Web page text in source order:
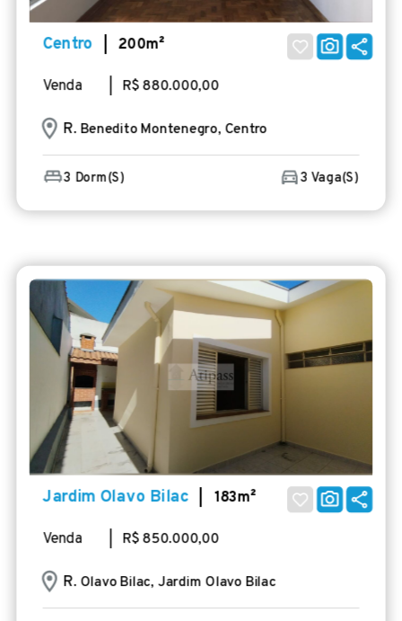
Centro | 200m²
Venda | R$ 880.000,00
R. Benedito Montenegro, Centro
3 Dorm(s) 3 Vaga(s)
Jardim Olavo Bilac | 183m²
Venda | R$ 850.000,00
R. Olavo Bilac, Jardim Olavo Bilac